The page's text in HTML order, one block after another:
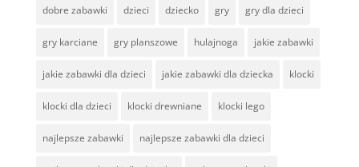
dobre zabawki dzieci dziecko gry gry dla dzieci
gry karciane gry planszowe hulajnoga jakie zabawki
jakie zabawki dla dzieci jakie zabawki dla dziecka klocki
klocki dla dzieci klocki drewniane klocki lego
najlepsze zabawki najlepsze zabawki dla dzieci